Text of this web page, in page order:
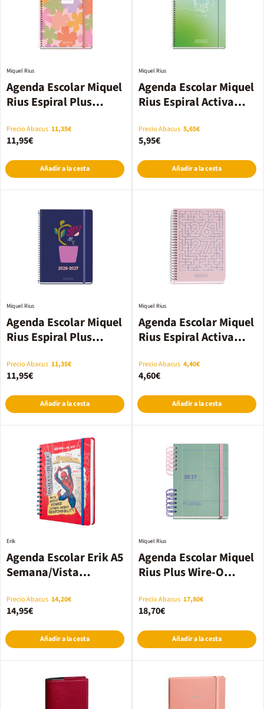
Agenda Escolar Miquel
Rius Espiral Plus
2026-2027 Summery
Miquel Rius
Precio Abacus 11,35€
11,95€
Añadir a la cesta
Agenda Escolar Miquel
Rius Espiral Activa
2026-2027 Enjoy
Miquel Rius
Precio Abacus 5,65€
5,95€
Añadir a la cesta
Agenda Escolar Miquel
Rius Espiral Plus
2026-2027 Flower
Miquel Rius
Precio Abacus 11,35€
11,95€
Añadir a la cesta
Agenda Escolar Miquel
Rius Espiral Activa
2026-2027 Lab rosa
Miquel Rius
Precio Abacus 4,40€
4,60€
Añadir a la cesta
Agenda Escolar Erik A5
Semana/Vista
Spider-Man
Erik
Precio Abacus 14,20€
14,95€
Añadir a la cesta
Agenda Escolar Miquel
Rius Plus Wire-O
2026-2027 Verde
Miquel Rius
Precio Abacus 17,80€
18,70€
Añadir a la cesta